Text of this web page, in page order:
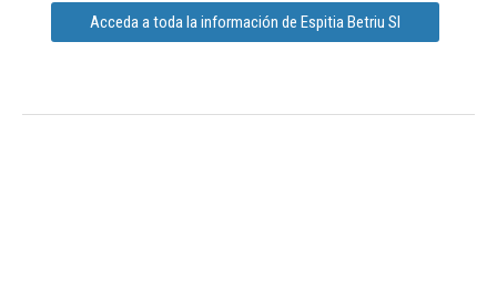
Acceda a toda la información de Espitia Betriu Sl